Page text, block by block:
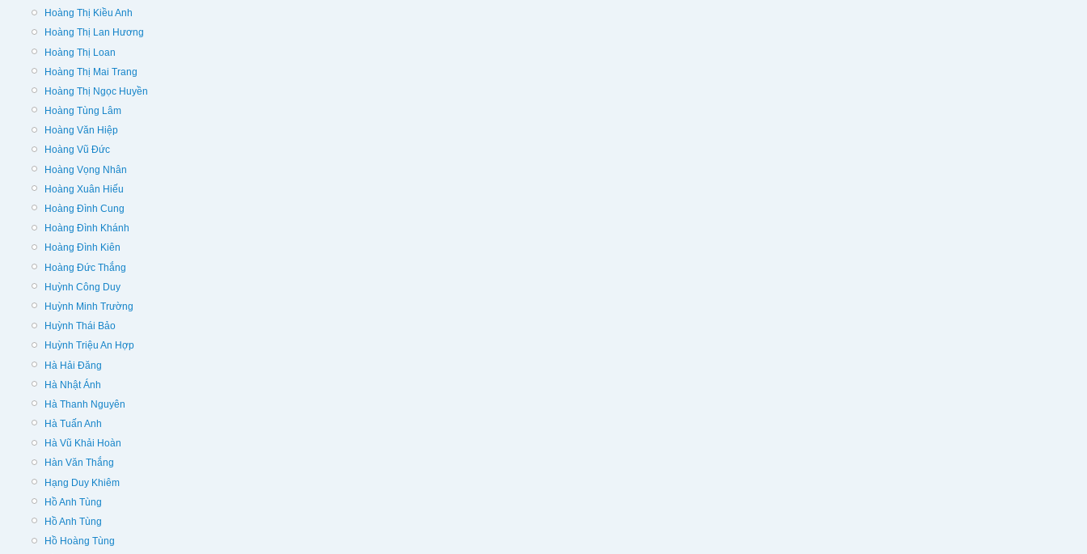
Hoàng Thị Kiều Anh
Hoàng Thị Lan Hương
Hoàng Thị Loan
Hoàng Thị Mai Trang
Hoàng Thị Ngọc Huyền
Hoàng Tùng Lâm
Hoàng Văn Hiệp
Hoàng Vũ Đức
Hoàng Vọng Nhân
Hoàng Xuân Hiếu
Hoàng Đình Cung
Hoàng Đình Khánh
Hoàng Đình Kiên
Hoàng Đức Thắng
Huỳnh Công Duy
Huỳnh Minh Trường
Huỳnh Thái Bảo
Huỳnh Triệu An Hợp
Hà Hải Đăng
Hà Nhật Ánh
Hà Thanh Nguyên
Hà Tuấn Anh
Hà Vũ Khải Hoàn
Hàn Văn Thắng
Hạng Duy Khiêm
Hồ Anh Tùng
Hồ Anh Tùng
Hồ Hoàng Tùng